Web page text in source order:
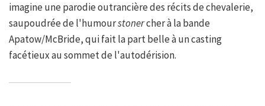
imagine une parodie outrancière des récits de chevalerie,
saupoudrée de l'humourstonercher à la bande
Apatow/McBride, qui fait la part belle à un casting
facétieux au sommet de l'autodérision.